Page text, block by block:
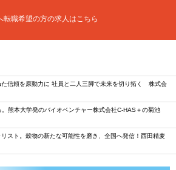
転職希望の方の求人はこちら
信頼を原動力に 社員と二人三脚で未来を切り拓く 株式会
。熊本大学発のバイオベンチャー株式会社C-HAS＋の菊池
スト。穀物の新たな可能性を磨き、全国へ発信！西田精麦